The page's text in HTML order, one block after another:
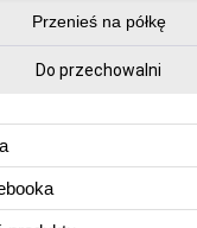
Przenieś na półkę
Do przechowalni